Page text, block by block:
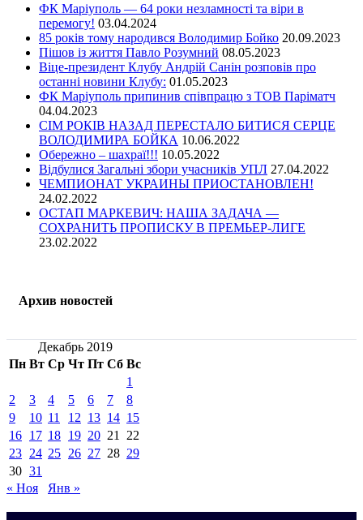
ФК Маріуполь — 64 роки незламності та віри в
перемогу! 03.04.2024
85 років тому народився Володимир Бойко 20.09.2023
Пішов із життя Павло Розумний 08.05.2023
Віце-президент Клубу Андрій Санін розповів про
останні новини Клубу: 01.05.2023
ФК Маріуполь припинив співпрацю з ТОВ Паріматч
04.04.2023
СІМ РОКІВ НАЗАД ПЕРЕСТАЛО БИТИСЯ СЕРЦЕ
ВОЛОДИМИРА БОЙКА 10.06.2022
Обережно – шахраї!!! 10.05.2022
Відбулися Загальні збори учасників УПЛ 27.04.2022
ЧЕМПИОНАТ УКРАИНЫ ПРИОСТАНОВЛЕН!
24.02.2022
ОСТАП МАРКЕВИЧ: НАША ЗАДАЧА —
СОХРАНИТЬ ПРОПИСКУ В ПРЕМЬЕР-ЛИГЕ
23.02.2022
Архив новостей
Декабрь 2019
Пн Вт Ср Чт Пт Сб Вс
1
2
3 4 5 6 7
8
9
10 11 12 13 14 15
16 17 18 19 20 21
22
23 24 25 26 27 28 29
30 31
« Ноя
Янв »